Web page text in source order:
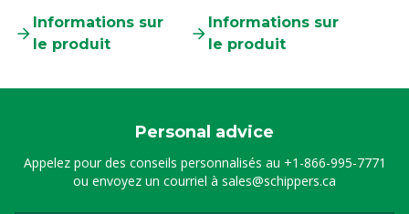
Informations sur
le produit
Informations sur
le produit
Personal advice
Appelez pour des conseils personnalisés au +1-866-995-7771
ou envoyez un courriel à sales@schippers.ca